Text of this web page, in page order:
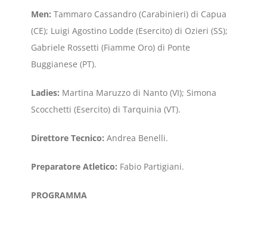
Men: Tammaro Cassandro (Carabinieri) di Capua
(CE); Luigi Agostino Lodde (Esercito) di Ozieri (SS);
Gabriele Rossetti (Fiamme Oro) di Ponte
Buggianese (PT).
Ladies: Martina Maruzzo di Nanto (VI); Simona
Scocchetti (Esercito) di Tarquinia (VT).
Direttore Tecnico: Andrea Benelli.
Preparatore Atletico: Fabio Partigiani.
PROGRAMMA